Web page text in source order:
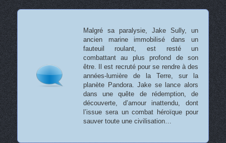
Malgré sa paralysie, Jake Sully, un
ancien marine immobilisé dans un
fauteuil roulant, est resté un
combattant au plus profond de son
être. Il est recruté pour se rendre à des
années-lumière de la Terre, sur la
planète Pandora. Jake se lance alors
dans une quête de rédemption, de
découverte, d’amour inattendu, dont
l’issue sera un combat héroïque pour
sauver toute une civilisation…